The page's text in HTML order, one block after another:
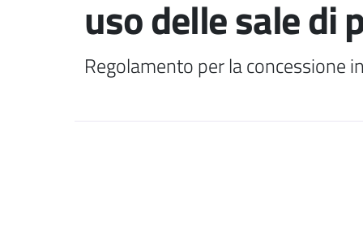
uso delle sale di
Regolamento per la concessione